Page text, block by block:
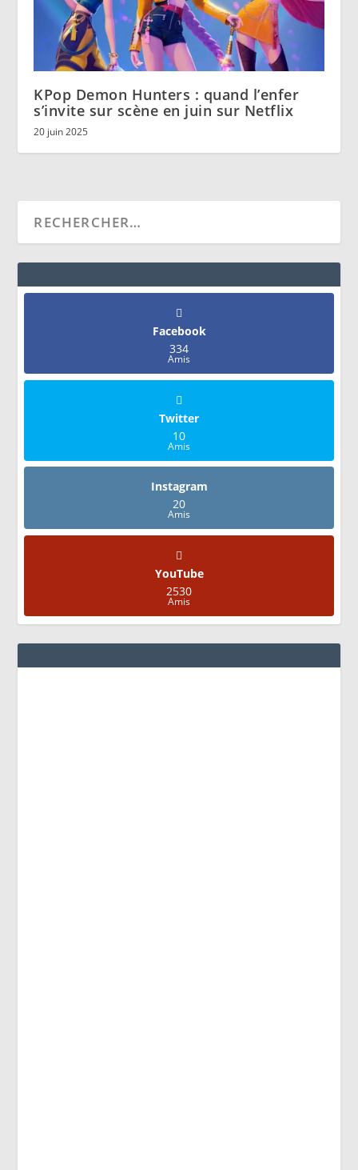
KPop Demon Hunters : quand l’enfer
s’invite sur scène en juin sur Netflix
20 juin 2025
Facebook
334
Amis
Twitter
10
Amis
Instagram
20
Amis
YouTube
2530
Amis